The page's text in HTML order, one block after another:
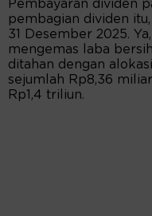
Pembayaran dividen
pembagian dividen
31 Desember 2025.
mengemas laba
ditahan dengan
sejumlah Rp8,36
Rp1,4 triliun.